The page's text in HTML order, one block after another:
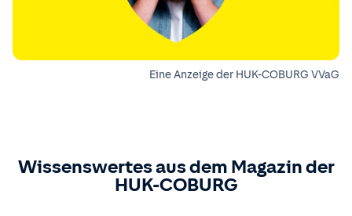
Eine Anzeige der HUK-COBURG VVaG
Wissenswertes aus dem Magazin der
HUK-COBURG